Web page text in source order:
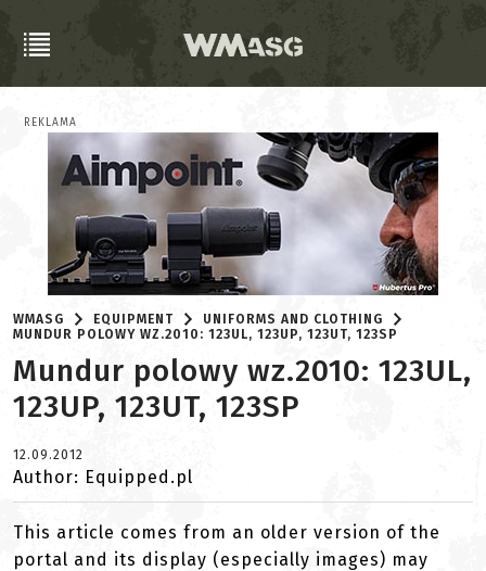
REKLAMA
WMASG EQUIPMENT
UNIFORMS AND CLOTHING
MUNDUR POLOWY WZ.2010: 123UL, 123UP, 123UT, 123SP
Mundur polowy wz.2010: 123UL,
123UP, 123UT, 123SP
12.09.2012
Author: Equipped.pl
This article comes from an older version of the
portal and its display (especially images) may